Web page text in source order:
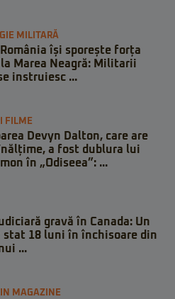
MILITARĂ
România își sporește forța
Marea Neagră: Militarii
instruiesc ...
FILME
Devyn Dalton, care are
a fost dublura lui
în „Odiseea”: ...
gravă în Canada: Un
stat 18 luni în închisoare din
...
MAGAZINE